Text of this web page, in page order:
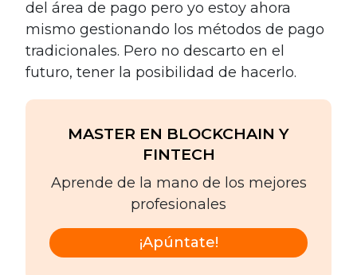
del área de pago pero yo estoy ahora
mismo gestionando los métodos de pago
tradicionales. Pero no descarto en el
futuro, tener la posibilidad de hacerlo.
MASTER EN BLOCKCHAIN Y
FINTECH
Aprende de la mano de los mejores
profesionales
¡Apúntate!